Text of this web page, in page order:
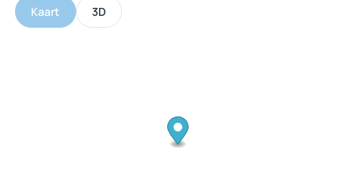
keuken welke is voorzien van een inbouw kookplaat, afzuigkap,
oven, koelkast, en vaatwasser. Vanuit de keuken is er toegang
badkamer en de trap naar de tweede verdieping. Moderne
badkamer welke in 2023 is gerenoveerd, de badkamer is
Kaart 3D